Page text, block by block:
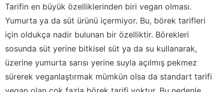
Tarifin en büyük özelliklerinden biri vegan olması.
Yumurta ya da süt ürünü içermiyor. Bu, börek tarifleri
için oldukça nadir bulunan bir özelliktir. Börekleri
sosunda süt yerine bitkisel süt ya da su kullanarak,
üzerine yumurta sarısı yerine suyla açılmış pekmez
sürerek veganlaştırmak mümkün olsa da standart tarifi